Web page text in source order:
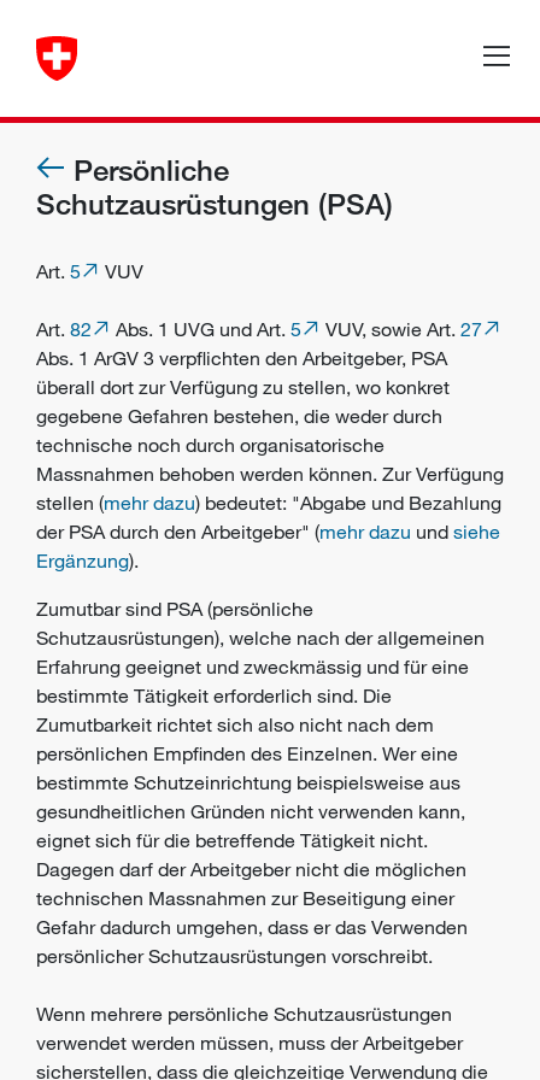
Persönliche
Schutzausrüstungen (PSA)
Art. 5 VUV
Art. 82 Abs. 1 UVG und Art. 5 VUV, sowie Art. 27
Abs. 1 ArGV 3 verpflichten den Arbeitgeber, PSA
überall dort zur Verfügung zu stellen, wo konkret
gegebene Gefahren bestehen, die weder durch
technische noch durch organisatorische
Massnahmen behoben werden können. Zur Verfügung
stellen (mehr dazu) bedeutet: "Abgabe und Bezahlung
der PSA durch den Arbeitgeber" (mehr dazu und siehe
Ergänzung).
Zumutbar sind PSA(persönliche
Schutzausrüstungen), welche nach der allgemeinen
Erfahrung geeignet und zweckmässig und für eine
bestimmte Tätigkeit erforderlich sind. Die
Zumutbarkeit richtet sich also nicht nach dem
persönlichen Empfinden des Einzelnen. Wer eine
bestimmte Schutzeinrichtung beispielsweise aus
gesundheitlichen Gründen nicht verwenden kann,
eignet sich für die betreffende Tätigkeit nicht.
Dagegen darf der Arbeitgeber nicht die möglichen
technischen Massnahmen zur Beseitigung einer
Gefahrdadurch umgehen, dass er das Verwenden
persönlicher Schutzausrüstungen vorschreibt.
Wenn mehrere persönliche Schutzausrüstungen
verwendet werden müssen, muss der Arbeitgeber
sicherstellen, dass die gleichzeitige Verwendung die